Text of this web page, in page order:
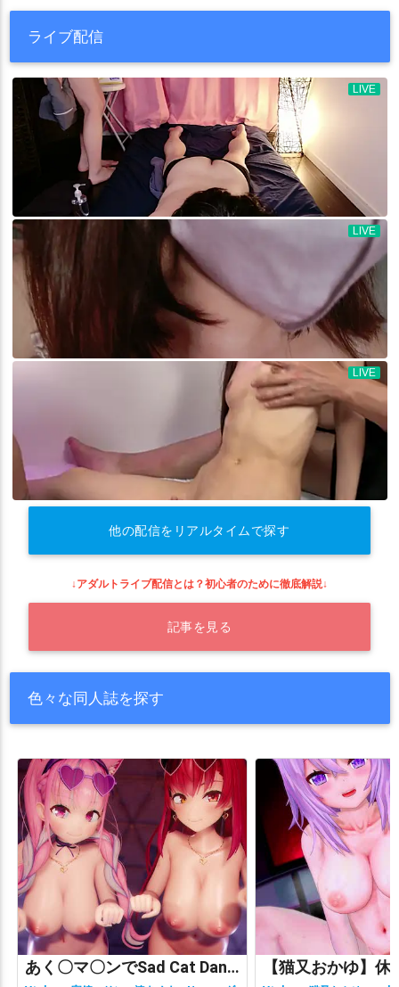
ライブ配信
他の配信をリアルタイムで探す
↓アダルトライブ配信とは？初心者のために徹底解説↓
記事を見る
色々な同人誌を探す
あく〇マ〇ンでSad Cat Dance